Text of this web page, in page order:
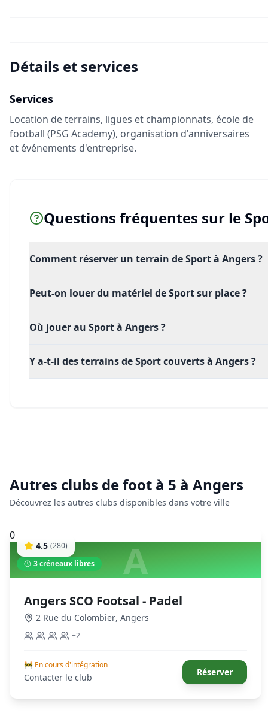
Détails et services
Services
Location de terrains, ligues et championnats, école de
football (PSG Academy), organisation d'anniversaires
et événements d'entreprise.
Questions fréquentes sur le
Comment réserver un terrain de Sport à Angers ?
Peut-on louer du matériel de Sport sur place ?
Où jouer au Sport à Angers ?
Y a-t-il des terrains de Sport couverts à Angers ?
Autres clubs defoot à 5 à Angers
Découvrez les autres clubs disponibles dans votre ville
0
A
4.5 (280)
3créneaux libres
Angers SCO Footsal - Padel
2 Rue du Colombier, Angers
+2
🚧 En cours d'intégration
Contacter le club Réserver